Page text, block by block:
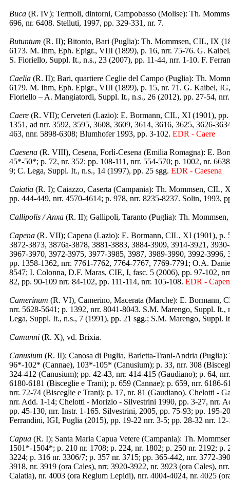
Buca (R. IV); Termoli, dintorni, Campobasso (Molise): Th.
696, nr. 6408. Stelluti, 1997, pp. 329-331, nr. 7.
Butuntum (R. II); Bitonto, Bari (Puglia): Th. Mommsen, CIL, IX
6173. M. Ihm, Eph. Epigr., VIII (1899), p. 16, nrr. 75-76. G.
S. Fioriello, Suppl. It., n.s., 23 (2007), pp. 11-44, nrr. 1-10. F.
Caelia (R. II); Bari, quartiere Ceglie del Campo (Puglia): Th.
6179. M. Ihm, Eph. Epigr., VIII (1899), p. 15, nr. 71. G. Kaibel,
Fioriello – A. Mangiatordi, Suppl. It., n.s., 26 (2012), pp. 27-54,
Caere (R. VII); Cerveteri (Lazio): E. Bormann, CIL, XI (1901),
1351, ad nrr. 3592, 3595, 3608, 3609, 3614, 3616, 3625, 3626-
463, nnr. 5898-6308; Blumhofer 1993, pp. 3-102.EDR - Caere
Caesena (R. VIII), Cesena, Forlì-Cesena (Emilia Romagna): E.
45*-50*; p. 72, nr. 352; pp. 108-111, nrr. 554-570; p. 1002, nr.
9; C. Lega, Suppl. It., n.s., 14 (1997), pp. 25 sgg.EDR - Caesena
Caiatia (R. I); Caiazzo, Caserta (Campania): Th. Mommsen,
pp. 444-449, nrr. 4570-4614; p. 978, nrr. 8235-8237. Solin, 1993,
Callipolis / Anxa (R. II); Gallipoli, Taranto (Puglia): Th.
Capena (R. VII); Capena (Lazio): E. Bormann, CIL, XI (1901), p.
3872-3873, 3876a-3878, 3881-3883, 3884-3909, 3914-3921,
3967-3970, 3972-3975, 3977-3985, 3987, 3989-3990, 3992-
pp. 1358-1362, nrr. 7761-7762, 7764-7767, 7769-7791; O.A.
8547; I. Colonna, D.F. Maras, CIE, I, fasc. 5 (2006), pp. 97-102,
82, pp. 90-109 nrr. 84-102, pp. 111-114, nrr. 105-108.EDR -
Camerinum (R. VI), Camerino, Macerata (Marche): E. Bormann,
nrr. 5628-5641; p. 1392, nrr. 8041-8043. S.M. Marengo, Suppl.
Lega, Suppl. It., n.s., 7 (1991), pp. 21 sgg.; S.M. Marengo,
Camunni (R. X), vd. Brixia.
Canusium (R. II); Canosa di Puglia, Barletta-Trani-Andria
96*-102* (Cannae), 103*-105* (Canusium); p. 33, nrr. 308
324-412 (Canusium); pp. 42-43, nrr. 414-415 (Gaudiano); p. 64,
6180-6181 (Bisceglie e Trani); p. 659 (Cannae); p. 659, nrr.
nrr. 72-74 (Bisceglie e Trani); p. 17, nr. 81 (Gaudiano). Chelotti -
nrr. Add. 1-14; Chelotti - Morizio - Silvestrini 1990, pp. 3-27, nrr.
pp. 45-130, nrr. Instr. 1-165. Silvestrini, 2005, pp. 75-93; pp.
Ferrandini, IGI, Puglia (2015), pp. 19-22 nrr. 3-5; pp. 28-32 nrr.
Capua (R. I); Santa Maria Capua Vetere (Campania): Th.
1501*-1504*; p. 210 nr. 1708; p. 224, nr. 1802; p. 250 nr. 2192;
3224; p. 316 nr. 3306/7; p. 357 nr. 3715; pp. 365-442, nrr. 3772-
3918, nr. 3919 (ora Cales), nrr. 3920-3922, nr. 3923 (ora Cales),
Calatia), nr. 4003 (ora Regium Lepidi), nrr. 4004-4024, nr. 4025